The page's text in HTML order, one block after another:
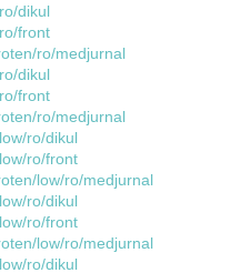
dikul
front
ro/medjurnal
dikul
front
ro/medjurnal
ro/dikul
ro/front
low/ro/medjurnal
ro/dikul
ro/front
low/ro/medjurnal
ro/dikul